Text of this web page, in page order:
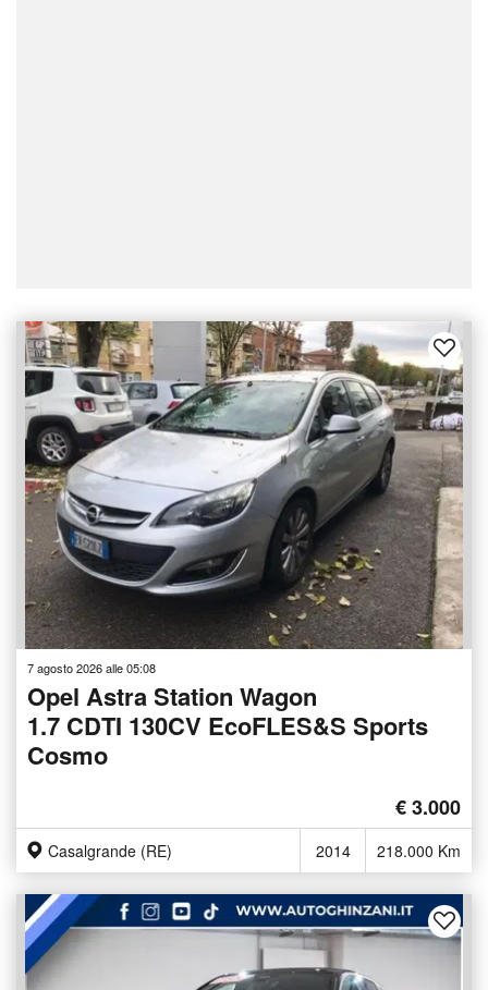
7 agosto 2026 alle 05:08
Opel Astra Station Wagon
1.7 CDTI 130CV EcoFLES&S Sports
Cosmo
€ 3.000
Casalgrande (RE) 2014 218.000 Km